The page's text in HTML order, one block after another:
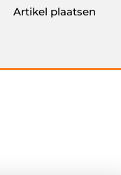
Artikel plaatsen